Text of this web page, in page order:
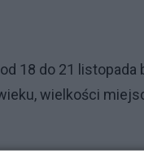
18 do 21 listopada
wielkości